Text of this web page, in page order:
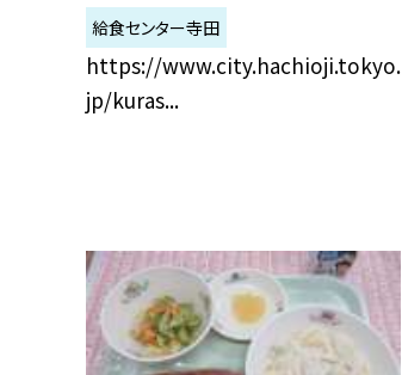
給食センター寺田
https://www.city.hachioji.tokyo.
jp/kuras...